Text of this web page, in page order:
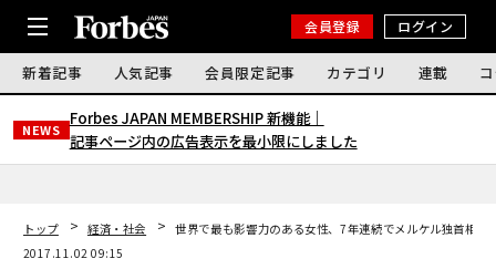
会員登録 ログイン
新着記事 人気記事 会員限定記事 カテゴリ 連載
NEWS
Forbes JAPAN MEMBERSHIP 新機能｜
記事ページ内の広告表示を最小限にしました
トップ 経済・社会
世界で最も影響力のある女性、7年連続でメルケル独首相に
2017.11.02 09:15